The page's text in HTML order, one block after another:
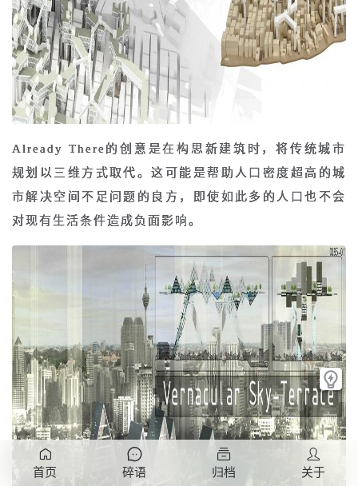
Already There的创意是在构思新建筑时，将传统城市
规划以三维方式取代。这可能是帮助人口密度超高的城
市解决空间不足问题的良方，即使如此多的人口也不会
对现有生活条件造成负面影响。
首页 碎语 归档 关于